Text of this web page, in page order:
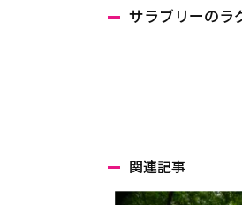
サラブリーのラ
関連記事